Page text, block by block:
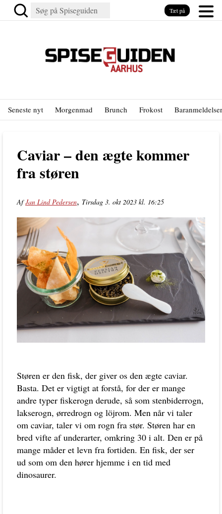
Seneste nyt Morgenmad Brunch Frokost Baranmeldelser
Caviar – den ægte kommer
fra støren
AfJan Lind Pedersen, Tirsdag 3. okt 2023 kl. 16:25
Støren er den fisk, der giver os den ægte caviar.
Basta. Det er vigtigt at forstå, for der er mange
andre typer fiskerogn derude, så som stenbiderrogn,
lakserogn, ørredrogn og löjrom. Men når vi taler
om caviar, taler vi om rogn fra stør. Støren har en
bred vifte af underarter, omkring 30 i alt. Den er på
mange måder et levn fra fortiden. En fisk, der ser
ud som om den hører hjemme i en tid med
dinosaurer.
Tæt på